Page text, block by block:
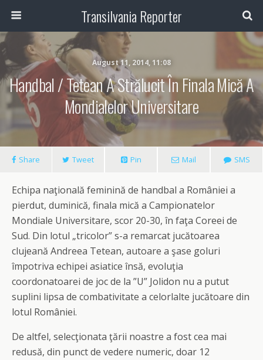
Transilvania Reporter
August 11, 2014, 11:08
Handbal / Tetean A Strălucit În Finala Mică A
Mondialelor Universitare
Share Tweet Pin Mail SMS
Echipa naţională feminină de handbal a României a
pierdut, duminică, finala mică a Campionatelor
Mondiale Universitare, scor 20-30, în faţa Coreei de
Sud. Din lotul „tricolor” s-a remarcat jucătoarea
clujeană Andreea Tetean, autoare a şase goluri
împotriva echipei asiatice însă, evoluţia
coordonatoarei de joc de la ”U” Jolidon nu a putut
suplini lipsa de combativitate a celorlalte jucătoare din
lotul României.
De altfel, selecţionata ţării noastre a fost cea mai
redusă, din punct de vedere numeric, doar 12